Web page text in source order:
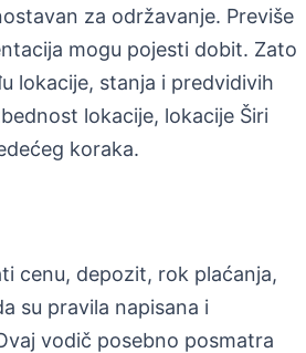
za održavanje. Previše
mogu pojesti dobit. Zato
lokacije, stanja i predvidivih
lokacije, lokacije Širi
koraka.
cenu, depozit, rok plaćanja,
su pravila napisana i
vodič posebno posmatra